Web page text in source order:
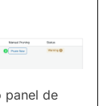
panel de